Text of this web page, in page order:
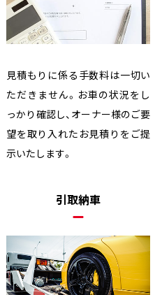
見積もりに係る手数料は一切い
ただきません。お車の状況をし
っかり確認し、オーナー様のご要
望を取り入れたお見積りをご提
示いたします。
引取納車